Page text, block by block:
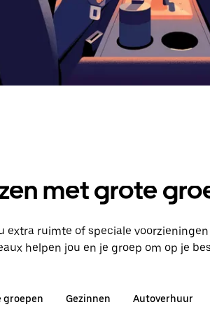
met grote
extra ruimte of speciale
helpen jou en je groep om op je
groepen Gezinnen Autoverhuur